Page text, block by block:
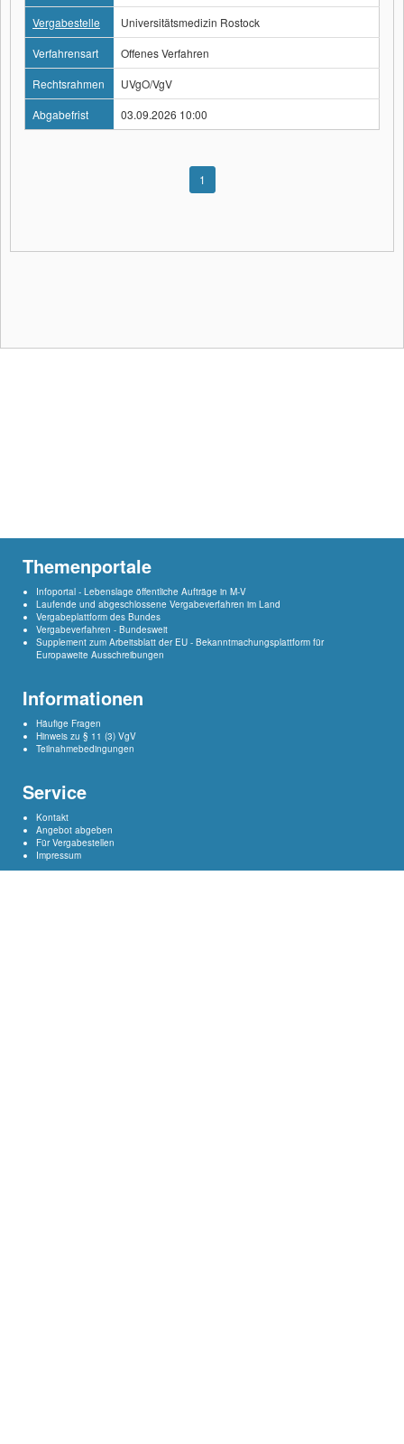
Vergabestelle
Universitätsmedizin Rostock
Verfahrensart
Offenes Verfahren
Rechtsrahmen
UVgO/VgV
Abgabefrist
03.09.2026 10:00
1
Themenportale
Infoportal - Lebenslage öffentliche Aufträge in M-V
Laufende und abgeschlossene Vergabeverfahren im Land
Vergabeplattform des Bundes
Vergabeverfahren - Bundesweit
Supplement zum Arbeitsblatt der EU - Bekanntmachungsplattform für
Europaweite Ausschreibungen
Informationen
Häufige Fragen
Hinweis zu § 11 (3) VgV
Teilnahmebedingungen
Service
Kontakt
Angebot abgeben
Für Vergabestellen
Impressum